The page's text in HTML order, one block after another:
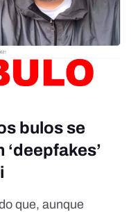
bulos se
que, aunque